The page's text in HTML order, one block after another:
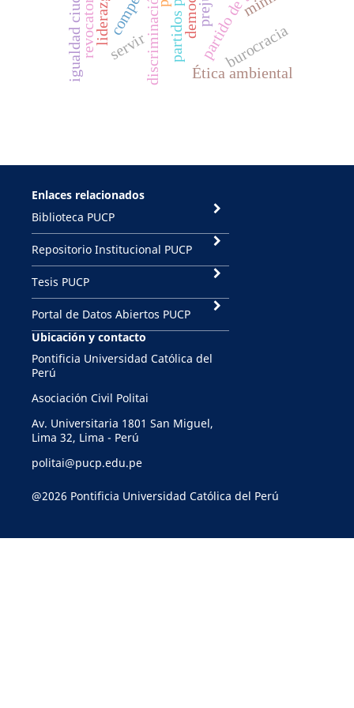
discriminación Ética ambiental
servir burocracia
revocatoria
Enlaces relacionados
Biblioteca PUCP
Repositorio Institucional PUCP
Tesis PUCP
Portal de Datos Abiertos PUCP
Ubicación y contacto
Pontificia Universidad Católica del
Perú
Asociación Civil Politai
Av. Universitaria 1801 San Miguel,
Lima 32, Lima - Perú
politai@pucp.edu.pe
@2026 Pontificia Universidad Católica del Perú